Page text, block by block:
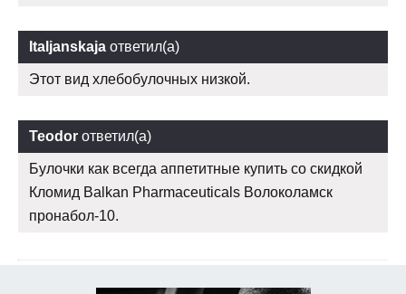
Italjanskaja ответил(а)
Этот вид хлебобулочных низкой.
Teodor ответил(а)
Булочки как всегда аппетитные купить со скидкой
Кломид Balkan Pharmaceuticals Волоколамск
пронабол-10.